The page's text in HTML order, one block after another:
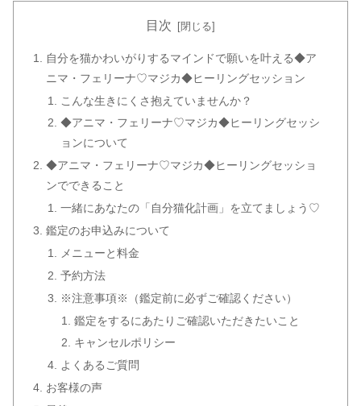
目次
自分を猫かわいがりするマインドで願いを叶える◆ア
ニマ・フェリーナ♡マジカ◆ヒーリングセッション
こんな生きにくさ抱えていませんか？
◆アニマ・フェリーナ♡マジカ◆ヒーリングセッシ
ョンについて
◆アニマ・フェリーナ♡マジカ◆ヒーリングセッショ
ンでできること
一緒にあなたの「自分猫化計画」を立てましょう♡
鑑定のお申込みについて
メニューと料金
予約方法
※注意事項※（鑑定前に必ずご確認ください）
鑑定をするにあたりご確認いただきたいこと
キャンセルポリシー
よくあるご質問
お客様の声